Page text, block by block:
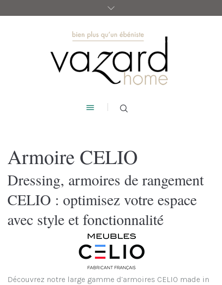
Armoire CELIO
Dressing, armoires de rangement
CELIO : optimisez votre espace
avec style et fonctionnalité
Découvrez notre large gamme d’armoires CELIO made in